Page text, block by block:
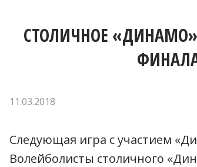
СТОЛИЧНОЕ
11.03.2018
Следующая игра с участием
Волейболисты столичного